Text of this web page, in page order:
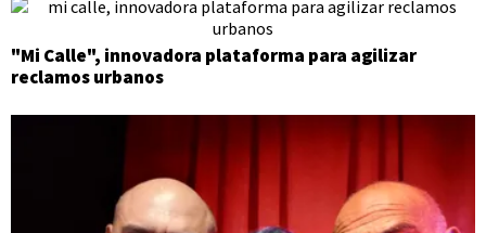
"Mi Calle", innovadora plataforma para agilizar
reclamos urbanos